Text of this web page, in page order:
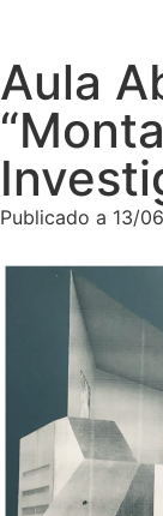
Aula
Publicado a 13/